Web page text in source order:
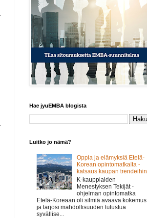
Hae jyuEMBA blogista
Luitko jo nämä?
Oppia ja elämyksiä Etelä-
Korean opintomatkalta -
katsaus kaupan trendeihin
K-kauppiaiden
Menestyksen Tekijät -
ohjelman opintomatka
Etelä-Koreaan oli silmiä avaava kokemus
ja tarjosi mahdollisuuden tutustua
syvällise...